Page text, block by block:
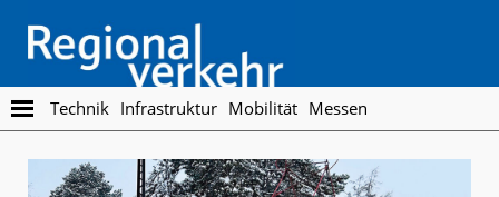
main
content
footer
Regionalverkehr
Die
Fachzeitschrift
Technik Infrastruktur Mobilität Messen